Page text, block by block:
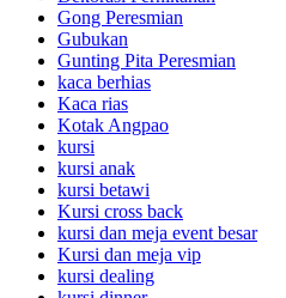
Gong Peresmian
Gubukan
Gunting Pita Peresmian
kaca berhias
Kaca rias
Kotak Angpao
kursi
kursi anak
kursi betawi
Kursi cross back
kursi dan meja event besar
Kursi dan meja vip
kursi dealing